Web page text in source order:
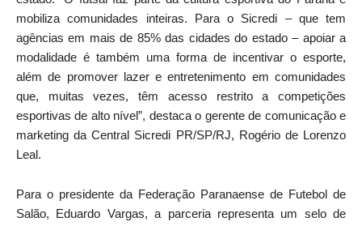
mobiliza comunidades inteiras. Para o Sicredi – que tem
agências em mais de 85% das cidades do estado – apoiar a
modalidade é também uma forma de incentivar o esporte,
além de promover lazer e entretenimento em comunidades
que, muitas vezes, têm acesso restrito a competições
esportivas de alto nível”, destaca o gerente de comunicação e
marketing da Central Sicredi PR/SP/RJ, Rogério de Lorenzo
Leal.
Para o presidente da Federação Paranaense de Futebol de
Salão, Eduardo Vargas, a parceria representa um selo de